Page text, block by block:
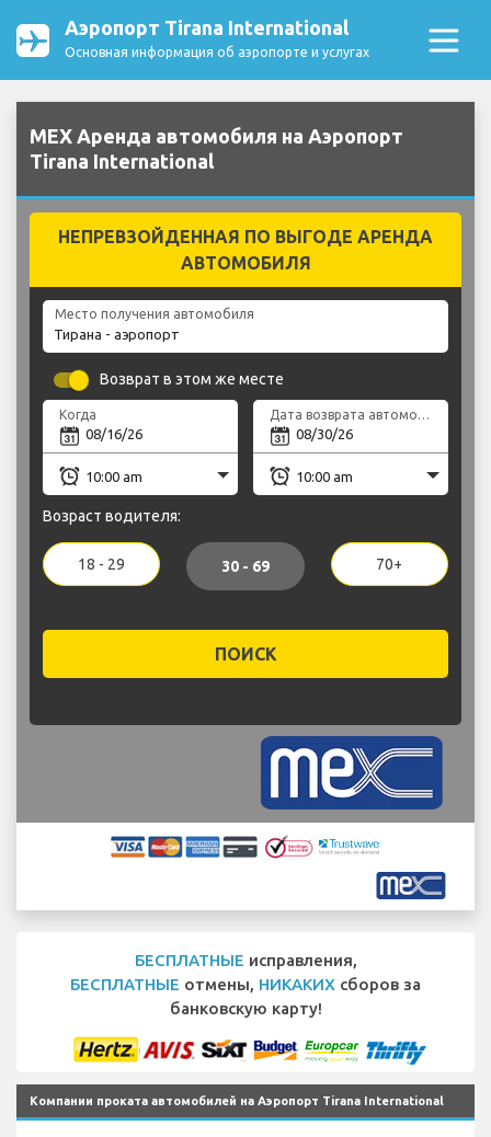
Аэропорт Tirana International
Основная информация об аэропорте и услугах
MEX Аренда автомобиля на Аэропорт
Tirana International
НЕПРЕВЗОЙДЕННАЯ ПО ВЫГОДЕ АРЕНДА
АВТОМОБИЛЯ
Место получения автомобиля
Возврат в этом же месте
Когда Дата возврата автомобиля
Возраст водителя:
18 - 29 30 - 69 70+
ПОИСК
БЕСПЛАТНЫЕ исправления,
БЕСПЛАТНЫЕ отмены, НИКАКИХ сборов за
банковскую карту!
Компании проката автомобилей на Аэропорт Tirana International